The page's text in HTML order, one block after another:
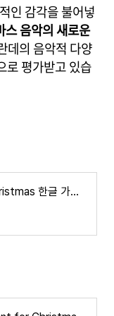
인 감각을 불어넣
음악의 새로운
데의 음악적 다양
로 평가받고 있습
왬 (Wham!) - Last Christmas 한글 가사/해석/뜻/의미